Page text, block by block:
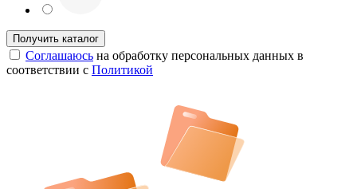
Соглашаюсь на обработку персональных данных в
соответствии с Политикой